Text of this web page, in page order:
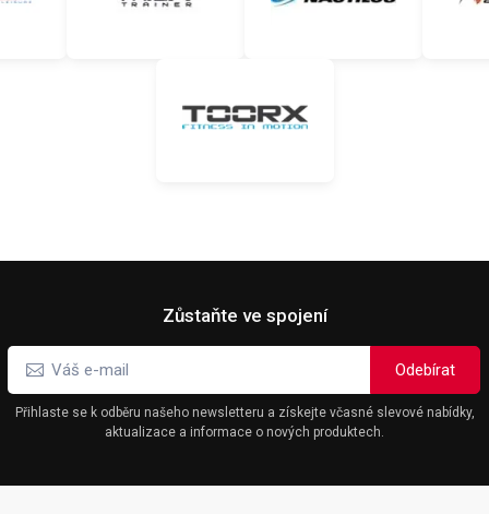
Zůstaňte ve spojení
Přihlaste se k odběru našeho newsletteru a získejte včasné slevové nabídky,
aktualizace a informace o nových produktech.